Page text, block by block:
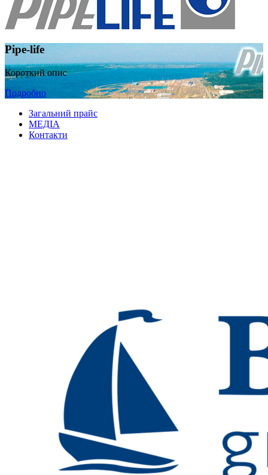
Pipe-life
Короткий опис
Подробно
Загальний прайс
МЕДІА
Контакти